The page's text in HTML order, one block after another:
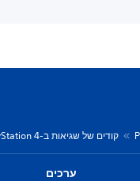
קודים של שגיאות ב-PlayStation 4
ערכים